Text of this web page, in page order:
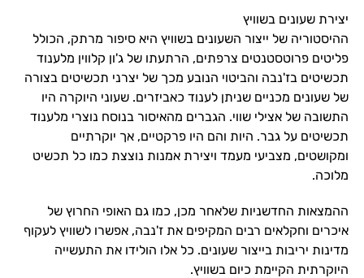
יצירת שעונים בשוויץ
ההיסטוריה של ייצור השעונים בשוויץ היא סיפור מרתק, הכולל
פליטים פרוטסטנטים צרפתים, הרתעתו של ג'ון קלווין מלענוד
תכשיטים בז'נבה והביטוי הנובע מכך של יצרני תכשיטים בצורה
של שעונים מכניים שניתן לענוד כאביזרים. שעוני היוקרה היו
התשובה של אצילי שווי. הגברים מהאיסור בנוסח נוצרי מלענוד
תכשיטים על גבר. היות והם היו פרקטיים, אך יוקרתיים
ומקושטים, מצביעי מעמד ויצירת אמנות נוצצת כמו כל תכשיט
מלוכה.
ההמצאות החדשניות שלאחר מכן, כמו גם האופי החרוץ של
איכרים וחקלאים רבים המקיפים את ז'נבה, אפשרו לשוויץ לעקוף
מדינות יריבות בייצור שעונים. כל אלו הולידו את התעשייה
היוקרתית הקיימת כיום בשוויץ.